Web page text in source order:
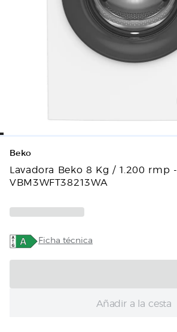
Beko
Lavadora Beko 8 Kg / 1.200 rmp -
VBM3WFT38213WA
Ficha técnica
Añadir a la cesta